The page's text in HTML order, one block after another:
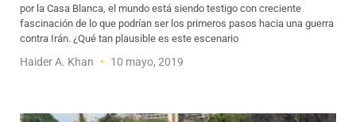
por la Casa Blanca, el mundo está siendo testigo con creciente
fascinación de lo que podrían ser los primeros pasos hacia una guerra
contra Irán. ¿Qué tan plausible es este escenario
Haider A. Khan 10 mayo, 2019